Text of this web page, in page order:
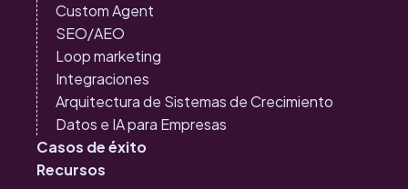
Custom Agent
SEO/AEO
Loop marketing
Integraciones
Arquitectura de Sistemas de Crecimiento
Datos e IA para Empresas
Casos de éxito
Recursos
Loop Marketing: la
evolución natural del
Inbound hacia el
crecimiento sostenible